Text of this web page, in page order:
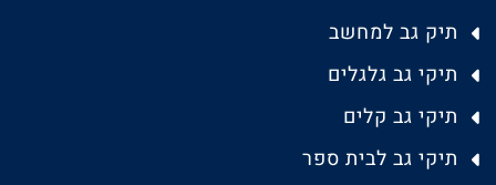
תיק גב למחשב
תיקי גב גלגלים
תיקי גב קלים
תיקי גב לבית ספר